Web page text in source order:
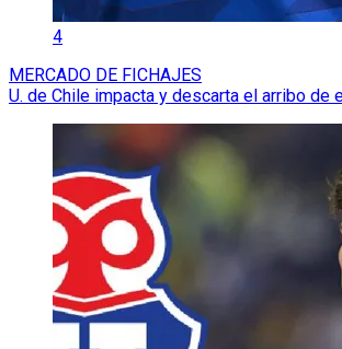
4
MERCADO DE FICHAJES
U. de Chile impacta y descarta el arribo de